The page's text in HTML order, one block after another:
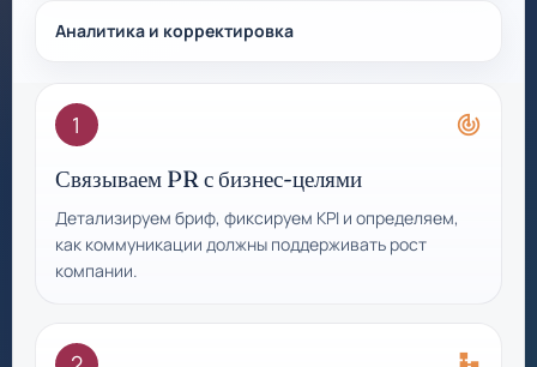
Аналитика и корректировка
1 track_changes
Связываем PR с бизнес-целями
Детализируем бриф, фиксируем KPI и определяем,
как коммуникации должны поддерживать рост
компании.